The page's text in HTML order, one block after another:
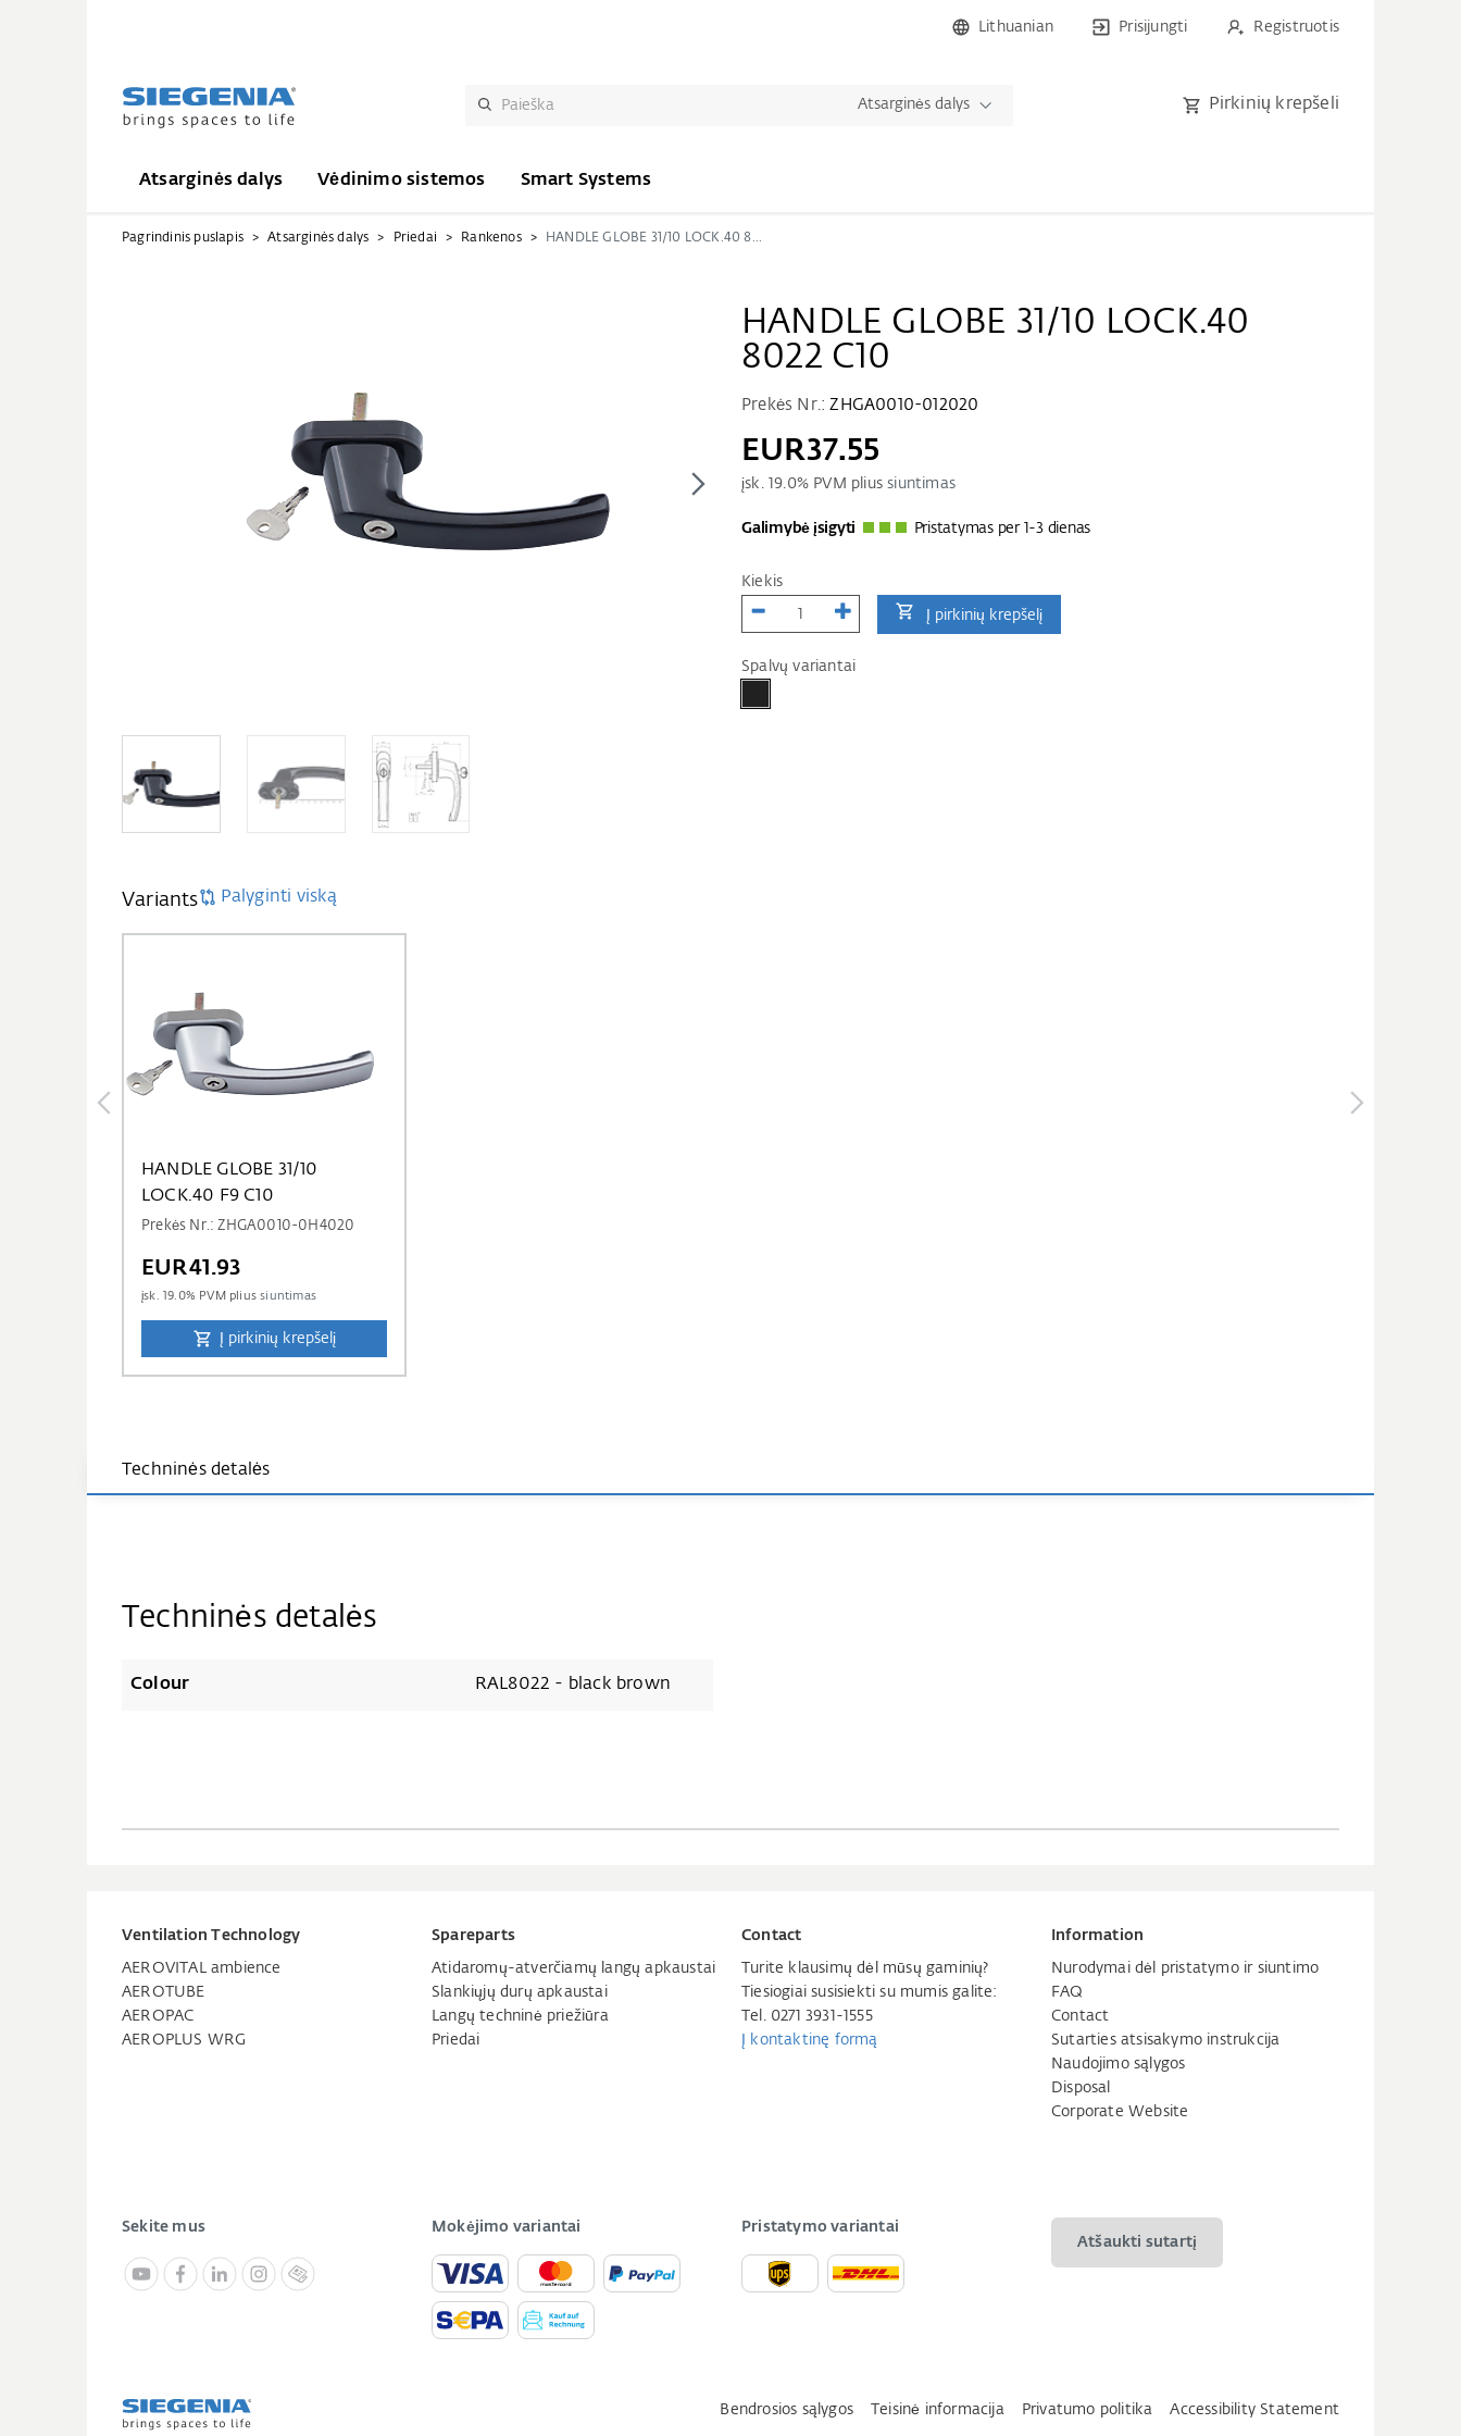
Lithuanian Prisijungti Registruotis
Atsarginės dalys Pirkinių krepšeli
Atsarginės dalys Vėdinimo sistemos Smart Systems
Pagrindinis puslapis Atsarginės dalys Priedai Rankenos HANDLE GLOBE 31/10 LOCK.40 8022 C10
HANDLE GLOBE 31/10 LOCK.40
8022 C10
Prekės Nr.:ZHGA0010-012020
EUR37.55
įsk. 19.0% PVM pliussiuntimas
Galimybė įsigyti Pristatymas per 1-3 dienas
Kiekis
Į pirkinių krepšelį
Spalvų variantai
Variants Palyginti viską
HANDLE GLOBE 31/10
LOCK.40 F9 C10
Prekės Nr.: ZHGA0010-0H4020
EUR41.93
įsk. 19.0% PVM pliussiuntimas
Į pirkinių krepšelį
Techninės detalės
Techninės detalės
Colour RAL8022 - black brown
Ventilation Technology
AEROVITAL ambience
AEROTUBE
AEROPAC
AEROPLUS WRG
Spareparts
Atidaromų-atverčiamų langų apkaustai
Slankiųjų durų apkaustai
Langų techninė priežiūra
Priedai
Contact
Turite klausimų dėl mūsų gaminių?
Tiesiogiai susisiekti su mumis galite:
Tel. 0271 3931-1555
Į kontaktinę formą
Information
Nurodymai dėl pristatymo ir siuntimo
FAQ
Contact
Sutarties atsisakymo instrukcija
Naudojimo sąlygos
Disposal
Corporate Website
Sekite mus Mokėjimo variantai
Pristatymo variantai
Atšaukti sutartį
Bendrosios sąlygos Teisinė informacija Privatumo politika Accessibility Statement